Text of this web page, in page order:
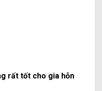
rất tốt cho gia hỗn